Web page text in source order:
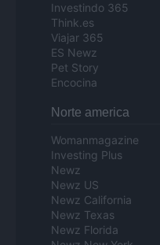
Investindo 365
Think.es
Viajar 365
ES Newz
Pet Story
Encocina
Norte america
Womanmagazine
Investing Plus
Newz
Newz US
Newz California
Newz Texas
Newz Florida